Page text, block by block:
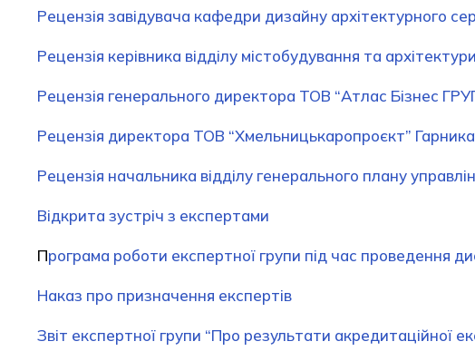
Рецензія завiдувача кафедри дизайну архітектурного
Рецензія керівника відділу містобудування та
Рецензія генерального директора ТОВ “Атлас Бізнес
Рецензія директора ТОВ “Хмельницькаропроєкт”
Рецензія начальника відділу генерального плану
Відкрита зустріч з експертами
Програма роботи експертної групи під час проведення
Наказ про призначення експертів
Звіт експертної групи “Про результати акредитаційної